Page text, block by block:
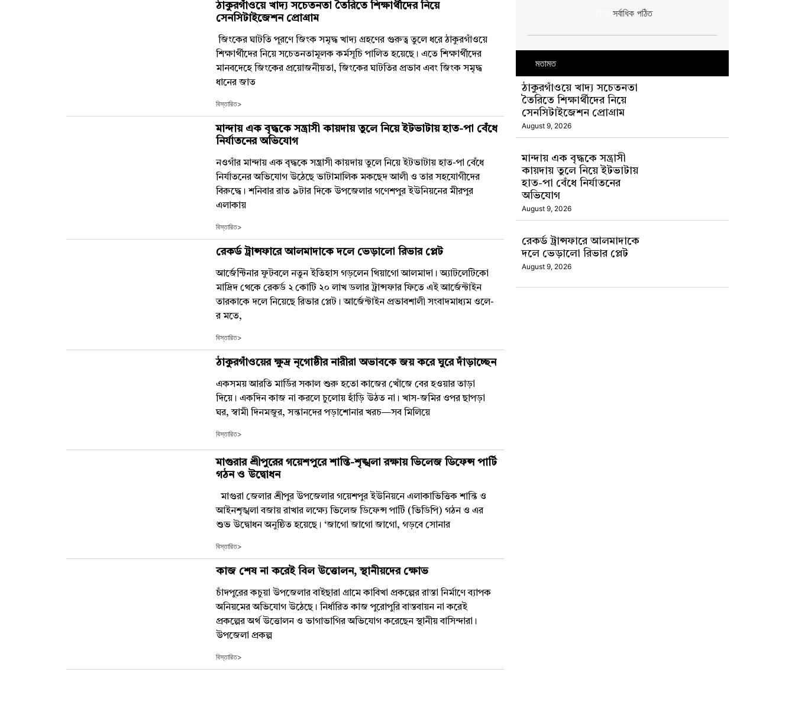
সর্বাধিক পঠিত
মতামত
ঠাকুরগাঁওয়ে খাদ্য সচেতনতা
তৈরিতে শিক্ষার্থীদের নিয়ে
সেনসিটাইজেশন প্রোগ্রাম
August 9, 2026
মান্দায় এক বৃদ্ধকে সন্ত্রাসী
কায়দায় তুলে নিয়ে ইটভাটায়
হাত-পা বেঁধে নির্যাতনের
অভিযোগ
August 9, 2026
রেকর্ড ট্রান্সফারে আলমাদাকে
দলে ভেড়ালো রিভার প্লেট
August 9, 2026
ঠাকুরগাঁওয়ে খাদ্য সচেতনতা তৈরিতে শিক্ষার্থীদের নিয়ে
সেনসিটাইজেশন প্রোগ্রাম
জিংকের ঘাটতি পূরণে জিংক সমৃদ্ধ খাদ্য গ্রহণের গুরুত্ব তুলে ধরে ঠাকুরগাঁওয়ে
শিক্ষার্থীদের নিয়ে সচেতনতামূলক কর্মসূচি পালিত হয়েছে। এতে শিক্ষার্থীদের
মানবদেহে জিংকের প্রয়োজনীয়তা, জিংকের ঘাটতির প্রভাব এবং জিংক সমৃদ্ধ
ধানের জাত
বিস্তারিত>
মান্দায় এক বৃদ্ধকে সন্ত্রাসী কায়দায় তুলে নিয়ে ইটভাটায় হাত-পা বেঁধে
নির্যাতনের অভিযোগ
নওগাঁর মান্দায় এক বৃদ্ধকে সন্ত্রাসী কায়দায় তুলে নিয়ে ইটভাটায় হাত-পা বেঁধে
নির্যাতনের অভিযোগ উঠেছে ভাটামালিক মকছেদ আলী ও তার সহযোগীদের
বিরুদ্ধে। শনিবার রাত ৯টার দিকে উপজেলার গণেশপুর ইউনিয়নের মীরপুর
এলাকায়
বিস্তারিত>
রেকর্ড ট্রান্সফারে আলমাদাকে দলে ভেড়ালো রিভার প্লেট
আর্জেন্টিনার ফুটবলে নতুন ইতিহাস গড়লেন থিয়াগো আলমাদা। অ্যাটলেটিকো
মাদ্রিদ থেকে রেকর্ড ২ কোটি ২০ লাখ ডলার ট্রান্সফার ফিতে এই আর্জেন্টাইন
তারকাকে দলে নিয়েছে রিভার প্লেট। আর্জেন্টাইন প্রভাবশালী সংবাদমাধ্যম ওলে-
র মতে,
বিস্তারিত>
ঠাকুরগাঁওয়ের ক্ষুদ্র নৃগোষ্ঠীর নারীরা অভাবকে জয় করে ঘুরে দাঁড়াচ্ছেন
একসময় আরতি মার্ডির সকাল শুরু হতো কাজের খোঁজে বের হওয়ার তাড়া
দিয়ে। একদিন কাজ না করলে চুলোয় হাঁড়ি উঠত না। খাস-জমির ওপর ছাপড়া
ঘর, স্বামী দিনমজুর, সন্তানদের পড়াশোনার খরচ—সব মিলিয়ে
বিস্তারিত>
মাগুরার শ্রীপুরের গয়েশপুরে শান্তি-শৃঙ্খলা রক্ষায় ভিলেজ ডিফেন্স পার্টি
গঠন ও উদ্বোধন
মাগুরা জেলার শ্রীপুর উপজেলার গয়েশপুর ইউনিয়নে এলাকাভিত্তিক শান্তি ও
আইনশৃঙ্খলা বজায় রাখার লক্ষ্যে ভিলেজ ডিফেন্স পার্টি (ভিডিপি) গঠন ও এর
শুভ উদ্বোধন অনুষ্ঠিত হয়েছে। ‘জাগো জাগো জাগো, গড়বে সোনার
বিস্তারিত>
কাজ শেষ না করেই বিল উত্তোলন, স্থানীয়দের ক্ষোভ
চাঁদপুরের কচুয়া উপজেলার বাইছারা গ্রামে কাবিখা প্রকল্পের রাস্তা নির্মাণে ব্যাপক
অনিয়মের অভিযোগ উঠেছে। নির্ধারিত কাজ পুরোপুরি বাস্তবায়ন না করেই
প্রকল্পের অর্থ উত্তোলন ও ভাগাভাগির অভিযোগ করেছেন স্থানীয় বাসিন্দারা।
উপজেলা প্রকল্প
বিস্তারিত>